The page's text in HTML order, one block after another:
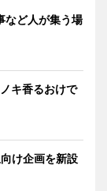
など人が集う場
キ香るおけで
け企画を新設